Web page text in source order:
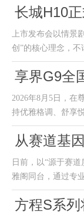
长城H10
上市发布会以情景
创”的核心理念，
享界G9全
2026年8月5日，在
持优雅格调、舒享
从赛道基
日前，以“源于赛
雅阁同台，通过专
方程S系